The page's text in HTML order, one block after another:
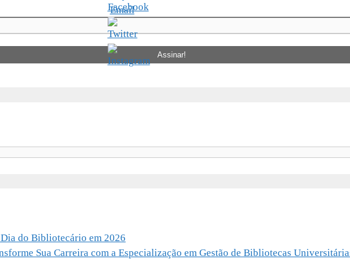
do Bibliotecário em 2026
Sua Carreira com a Especialização em Gestão de Bibliotecas